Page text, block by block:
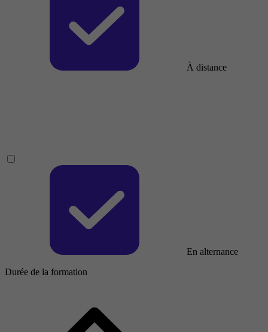
À distance
En alternance
Durée de la formation